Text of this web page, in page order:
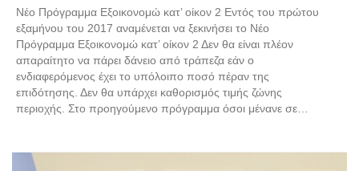
Νέο Πρόγραμμα Εξοικονομώ κατ’ οίκον 2 Εντός του πρώτου
εξαμήνου του 2017 αναμένεται να ξεκινήσει το Νέο
Πρόγραμμα Εξοικονομώ κατ’ οίκον 2 Δεν θα είναι πλέον
απαραίτητο να πάρει δάνειο από τράπεζα εάν ο
ενδιαφερόμενος έχει το υπόλοιπο ποσό πέραν της
επιδότησης. Δεν θα υπάρχει καθορισμός τιμής ζώνης
περιοχής. Στο προηγούμενο πρόγραμμα όσοι μένανε σε…